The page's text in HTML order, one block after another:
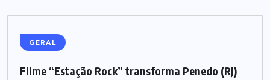
GERAL
Filme “Estação Rock” transforma Penedo (RJ)